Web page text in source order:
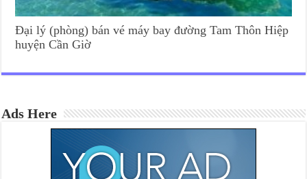
Đại lý (phòng) bán vé máy bay đường Tam Thôn Hiệp
huyện Cần Giờ
Ads Here